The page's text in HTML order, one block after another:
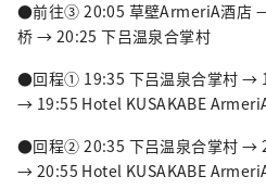
●前往③ 20:05 草壁ArmeriA酒店
桥 → 20:25 下吕温泉合掌村
●回程① 19:35 下吕温泉合掌村 →
→ 19:55 Hotel KUSAKABE
●回程② 20:35 下吕温泉合掌村 →
→ 20:55 Hotel KUSAKABE